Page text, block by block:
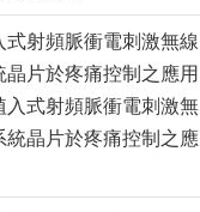
式射頻脈衝電刺激無線
晶片於疼痛控制之應用
入式射頻脈衝電刺激無
統晶片於疼痛控制之應